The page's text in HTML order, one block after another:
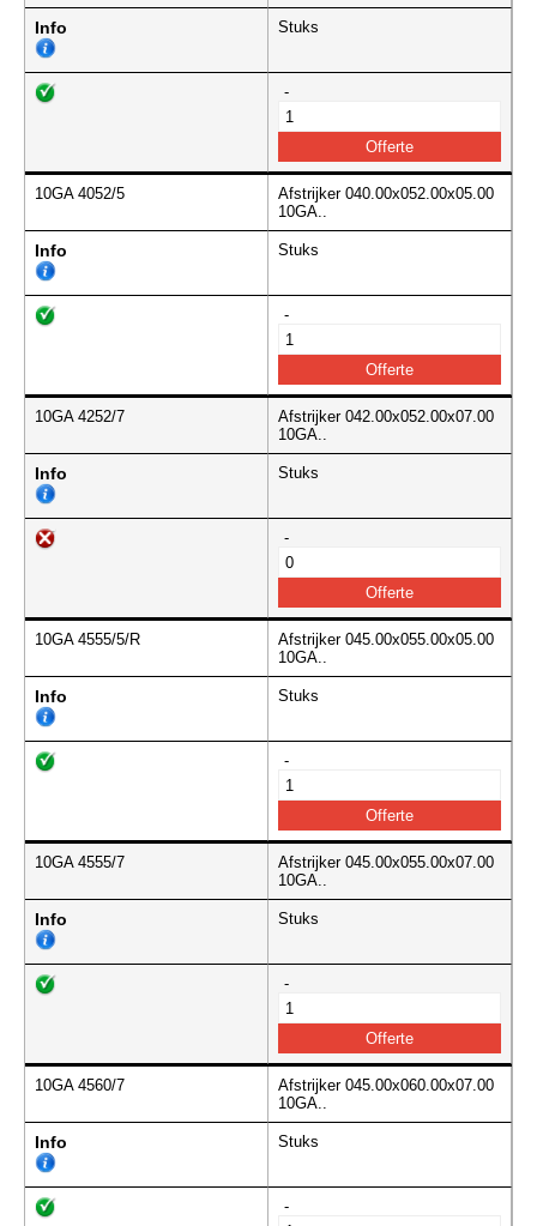
Info Stuks
-
10GA 4052/5
Afstrijker 040.00x052.00x05.00
10GA..
Info Stuks
-
10GA 4252/7
Afstrijker 042.00x052.00x07.00
10GA..
Info Stuks
-
10GA 4555/5/R
Afstrijker 045.00x055.00x05.00
10GA..
Info Stuks
-
10GA 4555/7
Afstrijker 045.00x055.00x07.00
10GA..
Info Stuks
-
10GA 4560/7
Afstrijker 045.00x060.00x07.00
10GA..
Info Stuks
-